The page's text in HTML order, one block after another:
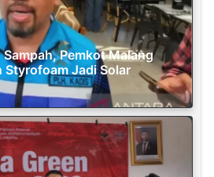
Pemkot Malang
Styrofoam Jadi Solar